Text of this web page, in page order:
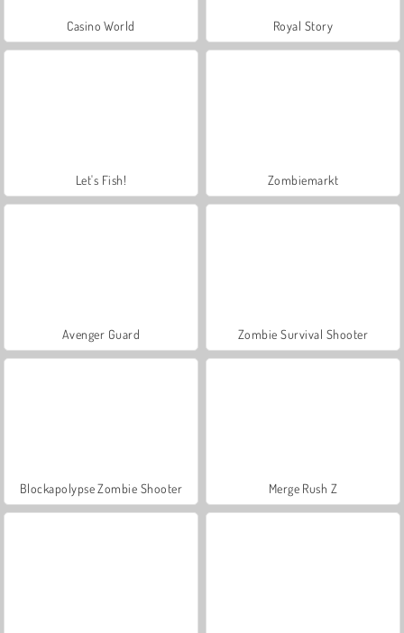
Casino World Royal Story
Let's Fish! Zombiemarkt
Avenger Guard Zombie Survival Shooter
Blockapolypse Zombie Shooter Merge Rush Z